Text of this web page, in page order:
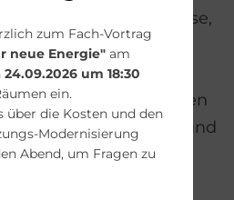
integrierte Tropftasse,
vor Nässe und
als Ablage für
Hüte genutzt werden
750 mm Breite und
das Modell überall
zum Fach-Vortrag
neue Energie"am
24.09.2026 um 18:30
ein.
über die Kosten und den
Moderni­sierung
Abend, um Fragen zu